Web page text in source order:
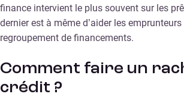
finance intervient le plus souvent sur les
dernier est à même d’aider les
regroupement de financements.
Comment faire un
crédit ?